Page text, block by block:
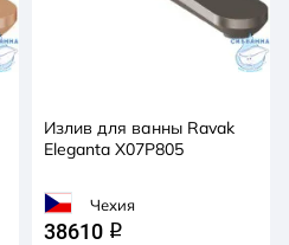
Излив для ванны Ravak
Eleganta X07P805
Чехия
38610 q